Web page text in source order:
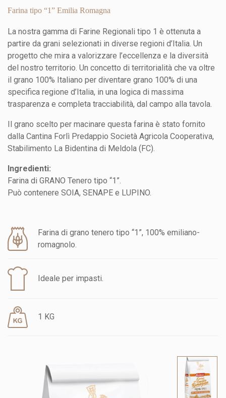
Farina tipo “1” Emilia Romagna
La nostra gamma di Farine Regionali tipo 1 è ottenuta a
partire da grani selezionati in diverse regioni d’Italia. Un
progetto che mira a valorizzare l’eccellenza e la diversità
del nostro territorio. Un concetto di territorialità che va oltre
il grano 100% Italiano per diventare grano 100% di una
specifica regione d’Italia, in una logica di massima
trasparenza e completa tracciabilità, dal campo alla tavola.
Il grano scelto per macinare questa farina è stato fornito
dalla Cantina Forlì Predappio Società Agricola Cooperativa,
Stabilimento La Bidentina di Meldola (FC).
Ingredienti:
Farina di GRANO Tenero tipo “1”.
Può contenere SOIA, SENAPE e LUPINO.
Farina di grano tenero tipo “1”, 100% emiliano-
romagnolo.
Ideale per impasti.
1 KG